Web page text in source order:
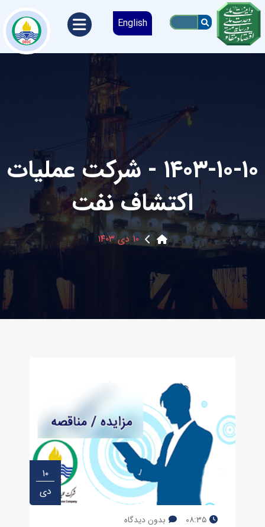
English
۱۴۰۳-۱۰-۱۰ - شرکت عملیات
اکتشاف نفت
۱۰ دی ۱۴۰۳
۱۰
دی
۰۸:۳۵ بدون دیدگاه